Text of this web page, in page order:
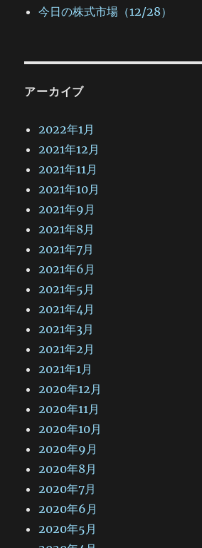
今日の株式市場（12/28）
アーカイブ
2022年1月
2021年12月
2021年11月
2021年10月
2021年9月
2021年8月
2021年7月
2021年6月
2021年5月
2021年4月
2021年3月
2021年2月
2021年1月
2020年12月
2020年11月
2020年10月
2020年9月
2020年8月
2020年7月
2020年6月
2020年5月